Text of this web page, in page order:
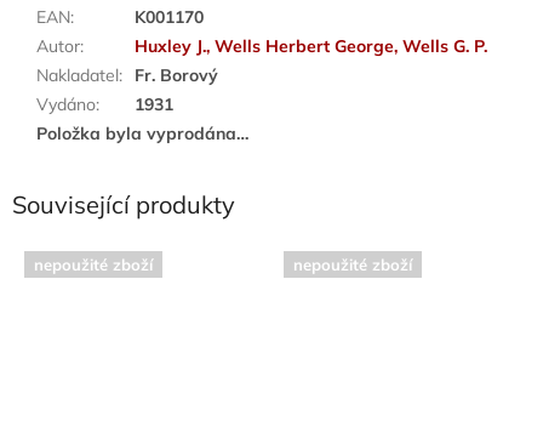
EAN:
K001170
Autor:
Huxley J., Wells Herbert George, Wells G. P.
Nakladatel:
Fr. Borový
Vydáno:
1931
Položka byla vyprodána…
Související produkty
nepoužité zboží nepoužité zboží